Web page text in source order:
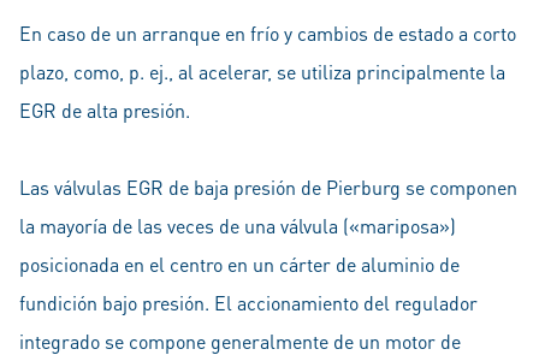
En caso de un arranque en frío y cambios de estado a corto
plazo, como, p. ej., al acelerar, se utiliza principalmente la
EGR de alta presión.
Las válvulas EGR de baja presión de Pierburg se componen
la mayoría de las veces de una válvula («mariposa»)
posicionada en el centro en un cárter de aluminio de
fundición bajo presión. El accionamiento del regulador
integrado se compone generalmente de un motor de